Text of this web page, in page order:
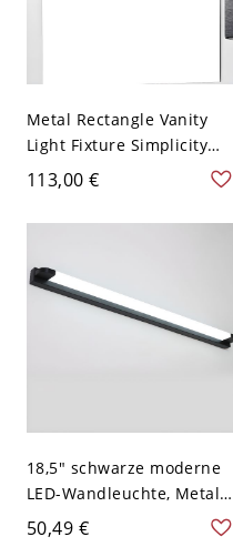
Metal Rectangle Vanity
Light Fixture Simplicity
LED Black/White Wall
Mounted Lamp for
Bathroom, 16"/19.5"/23.5"
40,64 cm
113,00 €
18,5" schwarze moderne
LED-Wandleuchte, Metall-
Waschtischleuchte für
Badezimmerspiegel, Flur
50,49 €